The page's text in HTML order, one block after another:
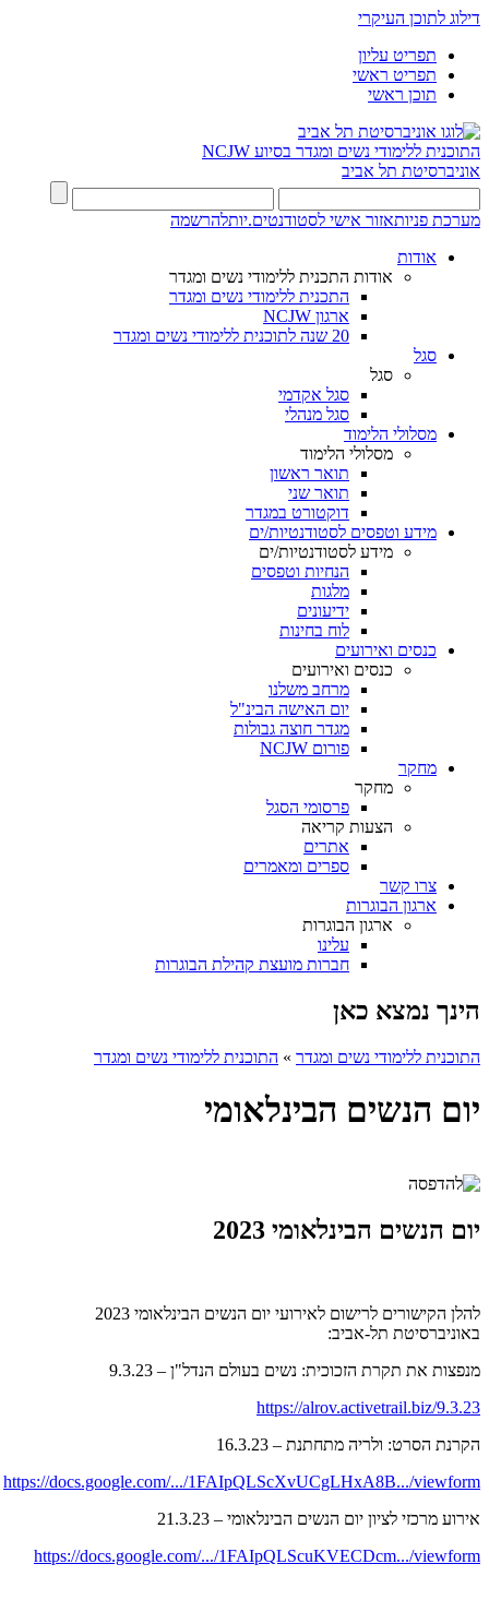
דילוג לתוכן העיקרי
תפריט עליון
תפריט ראשי
תוכן ראשי
התוכנית ללימודי נשים ומגדר בסיוע NCJW
אוניברסיטת תל אביב
מערכת פניותאזור אישי לסטודנטים.יותלהרשמה
אודות
אודות התכנית ללימודי נשים ומגדר
התכנית ללימודי נשים ומגדר
ארגון NCJW
20 שנה לתוכנית ללימודי נשים ומגדר
סגל
סגל
סגל אקדמי
סגל מנהלי
מסלולי הלימוד
מסלולי הלימוד
תואר ראשון
תואר שני
דוקטורט במגדר
מידע וטפסים לסטודנטיות/ים
מידע לסטודנטיות/ים
הנחיות וטפסים
מלגות
ידיעונים
לוח בחינות
כנסים ואירועים
כנסים ואירועים
מרחב משלנו
יום האישה הבינ"ל
מגדר חוצה גבולות
פורום NCJW
מחקר
מחקר
פרסומי הסגל
הצעות קריאה
אתרים
ספרים ומאמרים
צרו קשר
ארגון הבוגרות
ארגון הבוגרות
עלינו
חברות מועצת קהילת הבוגרות
הינך נמצא כאן
התוכנית ללימודי נשים ומגדר » התוכנית ללימודי נשים ומגדר
יום הנשים הבינלאומי
יום הנשים הבינלאומי 2023
להלן הקישורים לרישום לאירועי יום הנשים הבינלאומי 2023
באוניברסיטת תל-אביב:
מנפצות את תקרת הזכוכית: נשים בעולם הנדל"ן – 9.3.23
https://alrov.activetrail.biz/9.3.23
הקרנת הסרט: ולריה מתחתנת – 16.3.23
https://docs.google.com/.../1FAIpQLScXvUCgLHxA8B.../viewform
אירוע מרכזי לציון יום הנשים הבינלאומי – 21.3.23
https://docs.google.com/.../1FAIpQLScuKVECDcm.../viewform